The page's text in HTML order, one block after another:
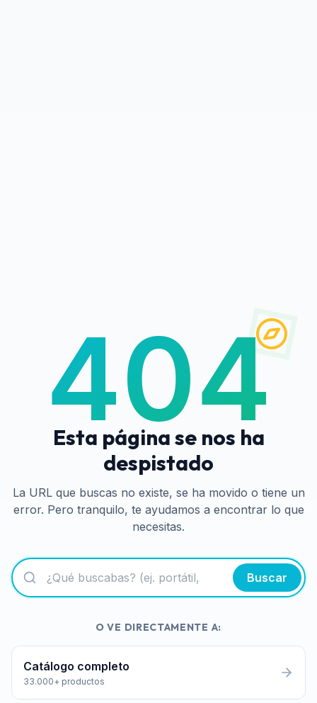
404
Esta página se nos ha
despistado
La URL que buscas no existe, se ha movido o tiene un
error. Pero tranquilo, te ayudamos a encontrar lo que
necesitas.
Buscar
O VE DIRECTAMENTE A:
Catálogo completo
33.000+ productos